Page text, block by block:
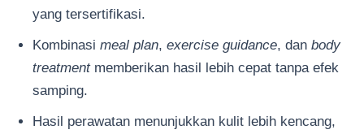
yang tersertifikasi.
Kombinasi meal plan, exercise guidance, dan body
treatmentmemberikan hasil lebih cepat tanpa efek
samping.
Hasil perawatan menunjukkan kulit lebih kencang,